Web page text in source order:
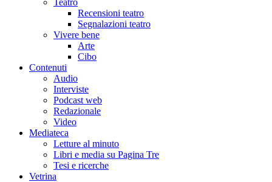
Teatro
Recensioni teatro
Segnalazioni teatro
Vivere bene
Arte
Cibo
Contenuti
Audio
Interviste
Podcast web
Redazionale
Video
Mediateca
Letture al minuto
Libri e media su Pagina Tre
Tesi e ricerche
Vetrina